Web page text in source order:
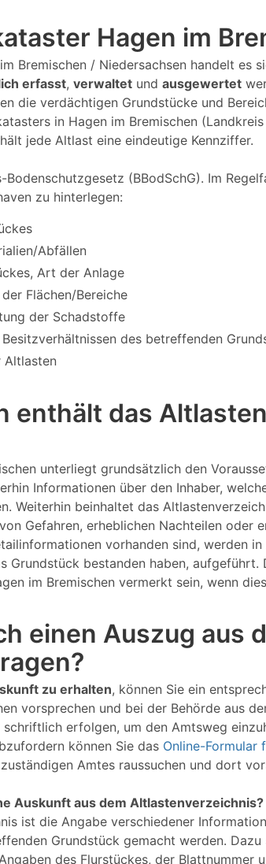
Hagen im
Bremischen / Niedersachsen handelt es
erfasst, verwaltet und ausgewertet
die verdächtigen Grundstücke und
in Hagen im Bremischen
jede Altlast eine eindeutige Kennziffer.
(BBodSchG). Im
zu hinterlegen:
Abfällen
Art der Anlage
Flächen/Bereiche
der Schadstoffe
des betreffenden
Altlasten
enthält das
unterliegt grundsätzlich den
Informationen über den Inhaber,
Weiterhin beinhaltet das
Gefahren, erheblichen Nachteilen oder
vorhanden sind, werden
Grundstück bestanden haben,
im Bremischen vermerkt sein, wenn
einen Auszug aus
zu erhalten, können Sie ein
vorsprechen und bei der Behörde aus
erfolgen, um den Amtsweg
können Sie das Online-Formular
Amtes raussuchen und dort
Auskunft aus dem Altlastenverzeichnis?
ist die Angabe verschiedener
Grundstück gemacht werden.
des Flurstückes, der Blattnummer